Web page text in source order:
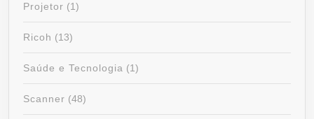
Projetor (1)
Ricoh (13)
Saúde e Tecnologia (1)
Scanner (48)